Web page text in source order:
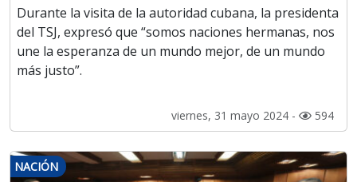
Durante la visita de la autoridad cubana, la presidenta
del TSJ, expresó que “somos naciones hermanas, nos
une la esperanza de un mundo mejor, de un mundo
más justo”.
viernes, 31 mayo 2024 - 594
NACIÓN